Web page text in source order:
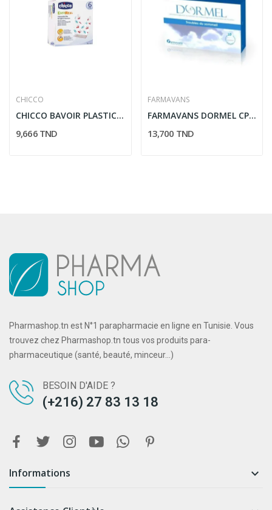
CHICCO
CHICCO BAVOIR PLASTIC 6M+003239000
9,666 TND
FARMAVANS
FARMAVANS DORMEL CP 10 GELULES
13,700 TND
Pharmashop.tn est N°1 parapharmacie en ligne en Tunisie. Vous
trouvez chez Pharmashop.tn tous vos produits para-
pharmaceutique (santé, beauté, minceur...)
BESOIN D'AIDE ?
(+216) 27 83 13 18
Informations 